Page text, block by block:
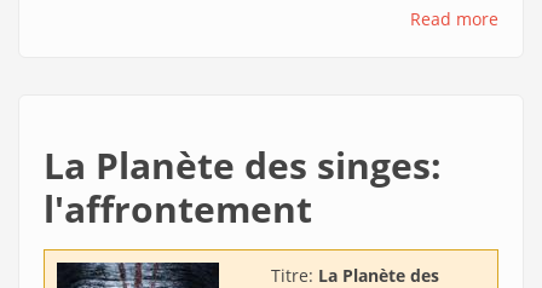
Read more
La Planète des singes:
l'affrontement
Titre: La Planète des